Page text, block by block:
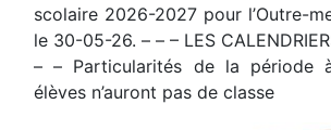
scolaire 2026-2027 pour l’Outre-
le 30-05-26. – – – LES
– – Particularités de la période
élèves n’auront pas de classe